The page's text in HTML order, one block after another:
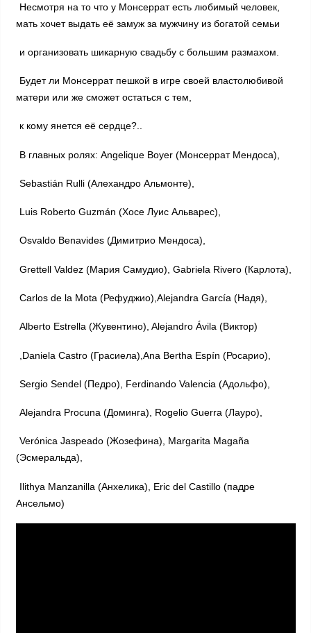
Несмотря на то что у Монсеррат есть любимый человек,
мать хочет выдать её замуж за мужчину из богатой семьи
и организовать шикарную свадьбу с большим размахом.
Будет ли Монсеррат пешкой в игре своей властолюбивой
матери или же сможет остаться с тем,
к кому янется её сердце?..
В главных ролях: Angelique Boyer (Монсеррат Мендоса),
Sebastián Rulli (Алехандро Альмонте),
Luis Roberto Guzmán (Хосе Луис Альварес),
Osvaldo Benavides (Димитрио Мендоса),
Grettell Valdez (Мария Самудио), Gabriela Rivero (Карлота),
Carlos de la Mota (Рефуджио),Alejandra García (Надя),
Alberto Estrella (Жувентино), Alejandro Ávila (Виктор)
,Daniela Castro (Грасиела),Ana Bertha Espín (Росарио),
Sergio Sendel (Педро), Ferdinando Valencia (Адольфо),
Alejandra Procuna (Доминга), Rogelio Guerra (Лауро),
Verónica Jaspeado (Жозефина), Margarita Magaña
(Эсмеральда),
Ilithya Manzanilla (Анхелика), Eric del Castillo (падре
Ансельмо)